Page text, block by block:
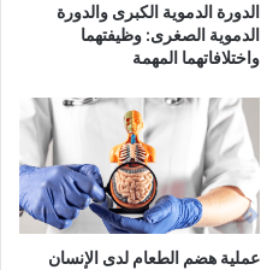
الدورة الدموية الكبرى والدورة
الدموية الصغرى: وظيفتهما
واختلافاتهما المهمة
عملية هضم الطعام لدى الإنسان